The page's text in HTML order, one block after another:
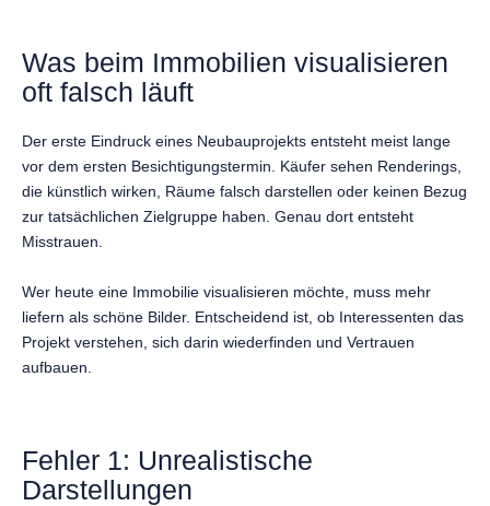
Was beim Immobilien visualisieren
oft falsch läuft
Der erste Eindruck eines Neubauprojekts entsteht meist lange
vor dem ersten Besichtigungstermin. Käufer sehen Renderings,
die künstlich wirken, Räume falsch darstellen oder keinen Bezug
zur tatsächlichen Zielgruppe haben. Genau dort entsteht
Misstrauen.
Wer heute eine Immobilie visualisieren möchte, muss mehr
liefern als schöne Bilder. Entscheidend ist, ob Interessenten das
Projekt verstehen, sich darin wiederfinden und Vertrauen
aufbauen.
Fehler 1: Unrealistische
Darstellungen